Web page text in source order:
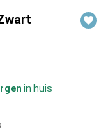
in huis